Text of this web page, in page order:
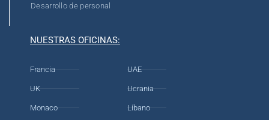
Desarrollo de personal
NUESTRAS OFICINAS:
Francia
UK
Monaco
UAE
Ucrania
Líbano